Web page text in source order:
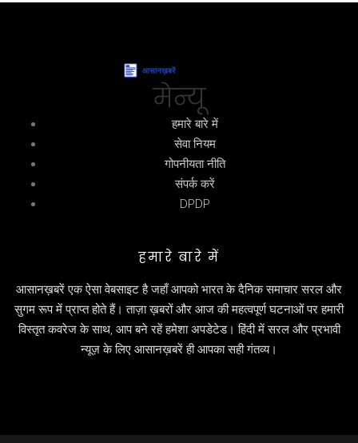
मेन्यू
हमारे बारे में
सेवा नियम
गोपनीयता नीति
संपर्क करें
DPDP
हमारे बारे में
आसानख़बरें एक ऐसा वेबसाइट है जहाँ आपको भारत के दैनिक समाचार सरल और
सुगम रूप में प्राप्त होते हैं। ताज़ा ख़बरों और आज की महत्वपूर्ण घटनाओं पर हमारी
विस्तृत कवरेज के साथ, आप बने रहें हमेशा अपडेटेड। हिंदी में सरल और प्रभावी
न्यूज़ के लिए आसानख़बरें ही आपका सही गंतव्य।